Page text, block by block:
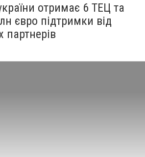
отримає 6 ТЕЦ та
євро підтримки від
партнерів